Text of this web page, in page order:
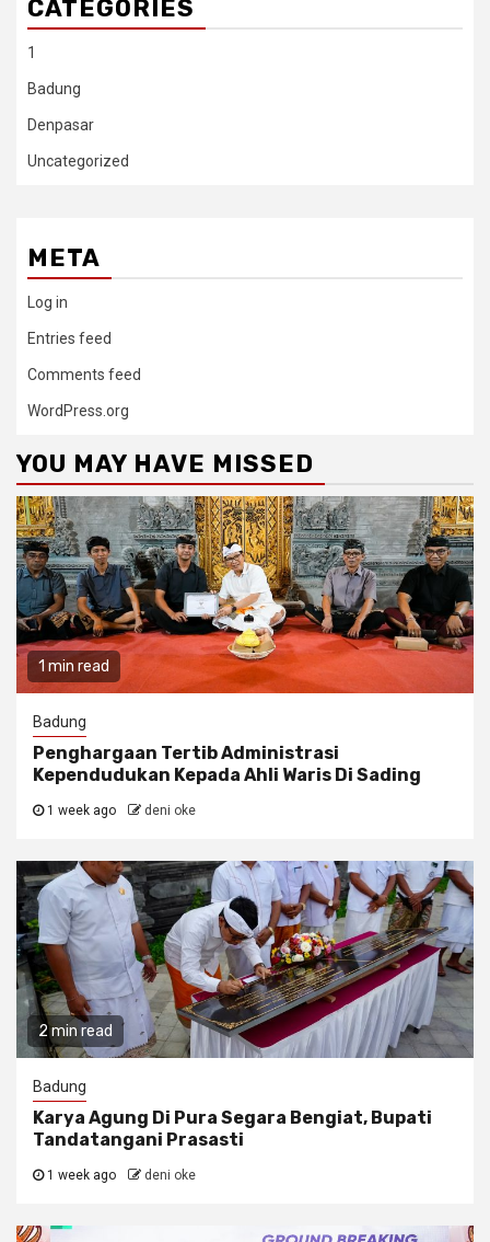
CATEGORIES
1
Badung
Denpasar
Uncategorized
META
Log in
Entries feed
Comments feed
WordPress.org
YOU MAY HAVE MISSED
1 min read
Badung
Penghargaan Tertib Administrasi
Kependudukan Kepada Ahli Waris Di Sading
1 week ago deni oke
2 min read
Badung
Karya Agung Di Pura Segara Bengiat, Bupati
Tandatangani Prasasti
1 week ago deni oke